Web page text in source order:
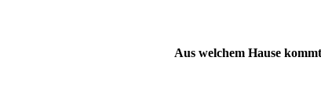
Aus welchem Hause